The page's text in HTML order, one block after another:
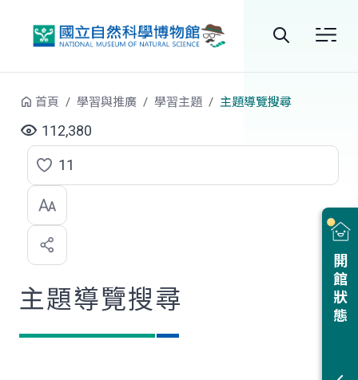
站
尋
開館狀態
首頁 學習與推廣 學習主題 主題導覽搜尋
112,380
點
選
喜
歡
11
主題導覽搜尋